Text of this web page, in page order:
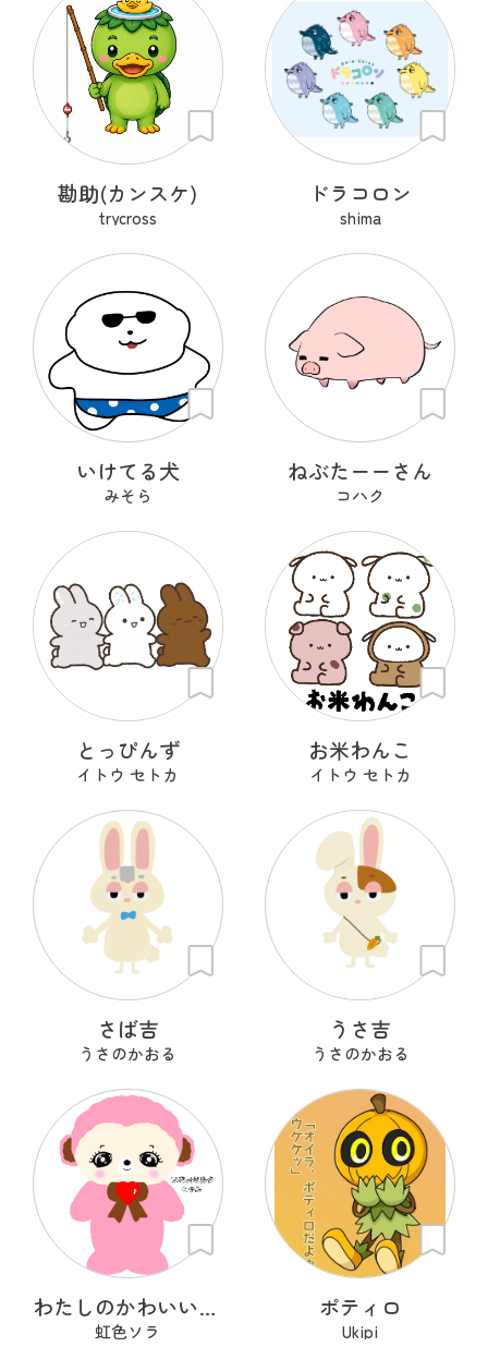
勘助(カンスケ)
trycross
ドラコロン
shima
いけてる犬
みそら
ねぶたーーさん
コハク
とっぴんず
イトウ セトカ
お米わんこ
イトウ セトカ
さば吉
うさのかおる
うさ吉
うさのかおる
わたしのかわいいせかい
虹色ソラ
ポティロ
Ukipi